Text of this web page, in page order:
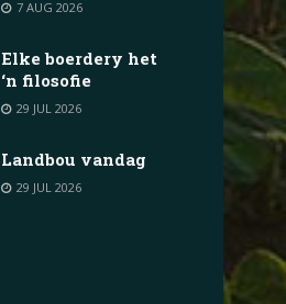
7 AUG 2026
Elke boerdery het
‘n filosofie
29 JUL 2026
Landbou vandag
29 JUL 2026